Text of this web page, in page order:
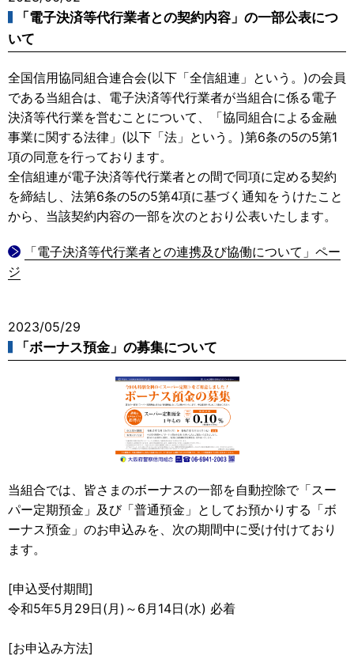
「電子決済等代行業者との契約内容」の一部公表につ
いて
全国信用協同組合連合会(以下「全信組連」という。)の会員
である当組合は、電子決済等代行業者が当組合に係る電子
決済等代行業を営むことについて、「協同組合による金融
事業に関する法律」(以下「法」という。)第6条の5の5第1
項の同意を行っております。
全信組連が電子決済等代行業者との間で同項に定める契約
を締結し、法第6条の5の5第4項に基づく通知をうけたこと
から、当該契約内容の一部を次のとおり公表いたします。
「電子決済等代行業者との連携及び協働について」ペー
ジ
2023/05/29
「ボーナス預金」の募集について
当組合では、皆さまのボーナスの一部を自動控除で「スー
パー定期預金」及び「普通預金」としてお預かりする「ボ
ーナス預金」のお申込みを、次の期間中に受け付けており
ます。
[申込受付期間]
令和5年5月29日(月)～6月14日(水) 必着
[お申込み方法]